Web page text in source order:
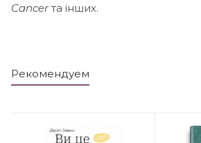
Cancerта інших.
Рекомендуем